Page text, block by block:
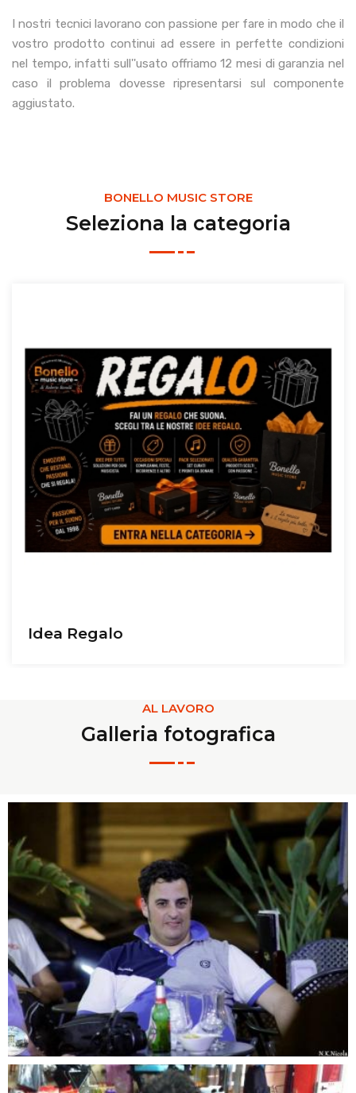
I nostri tecnici lavorano con passione per fare in modo che il
vostro prodotto continui ad essere in perfette condizioni
nel tempo, infatti sull''usato offriamo 12 mesi di garanzia nel
caso il problema dovesse ripresentarsi sul componente
aggiustato.
BONELLO MUSIC STORE
Seleziona la categoria
Idea Regalo
AL LAVORO
Galleria fotografica